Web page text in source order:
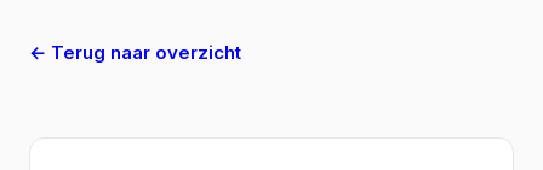
← Terug naar overzicht